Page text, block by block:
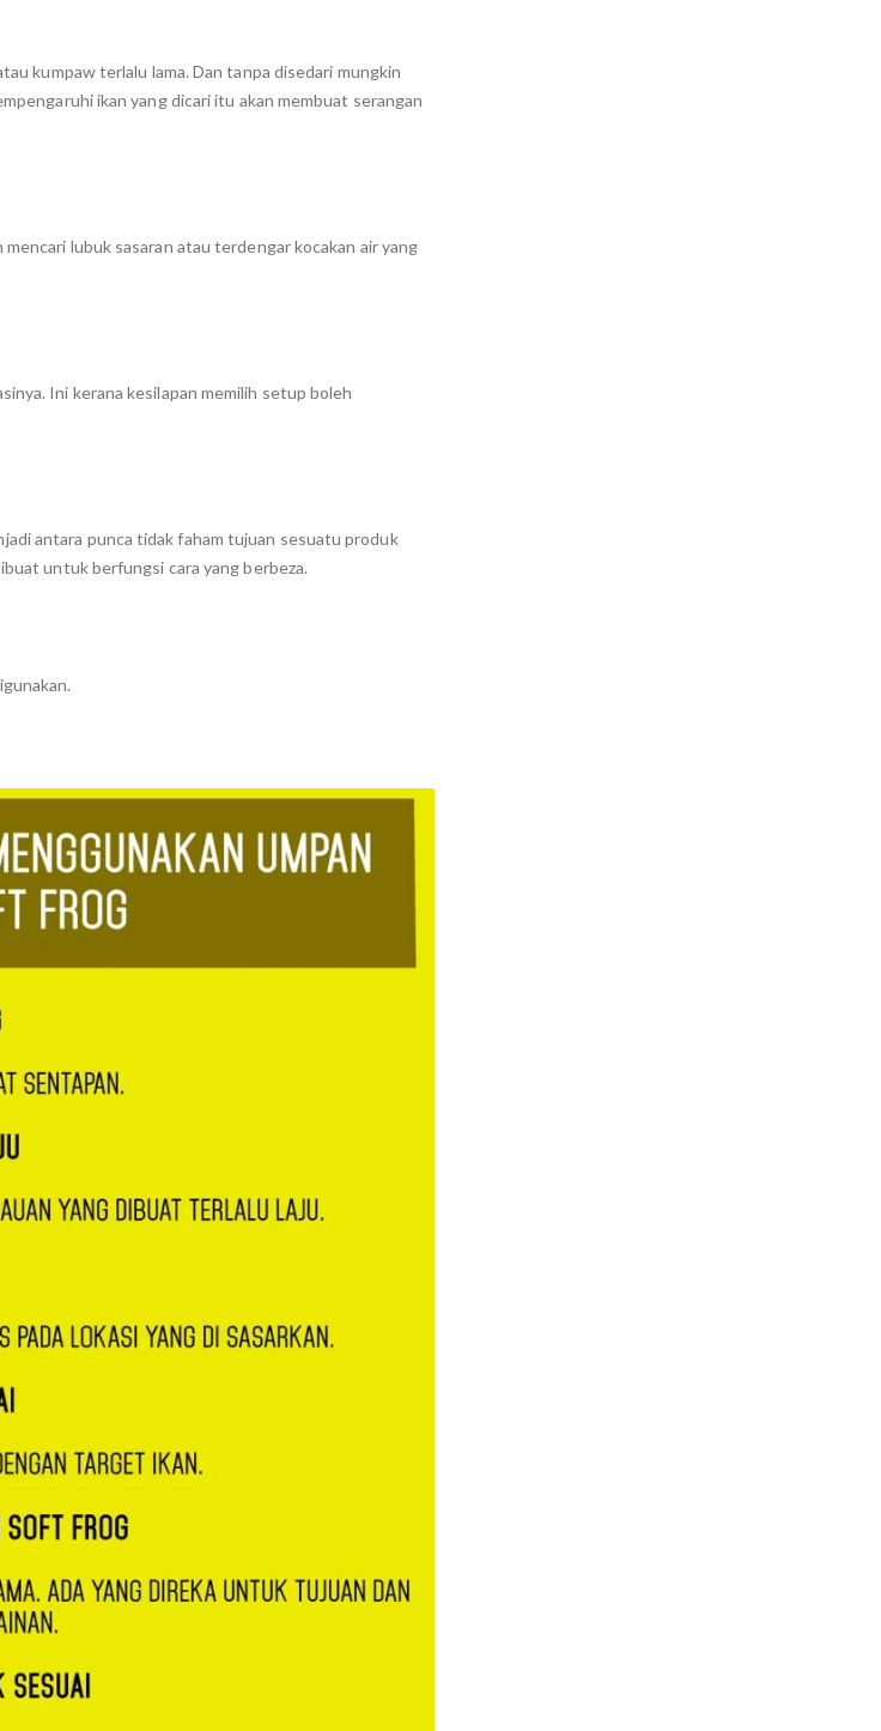
kumpaw terlalu lama. Dan tanpa disedari mungkin
ikan yang dicari itu akan membuat serangan
lubuk sasaran atau terdengar kocakan air yang
Ini kerana kesilapan memilih setup boleh
antara punca tidak faham tujuan sesuatu produk
untuk berfungsi cara yang berbeza.